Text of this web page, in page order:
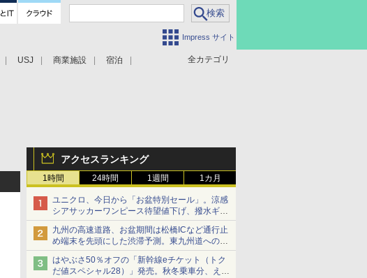
Impress サイト
全カテゴリ
USJ 商業施設 宿泊
アクセスランキング
1時間 24時間 1週間 1カ月
ユニクロ、今日から「お盆特別セール」。涼感
シアサッカーワンピース待望値下げ、撥水ギア
ショーツは1990円に
九州の高速道路、お盆期間は松橋ICなど通行止
め端末を先頭にした渋滞予測。東九州道への迂
回は料金調整を実施
はやぶさ50％オフの「新幹線eチケット（トク
だ値スペシャル28）」発売。秋冬乗車分、えき